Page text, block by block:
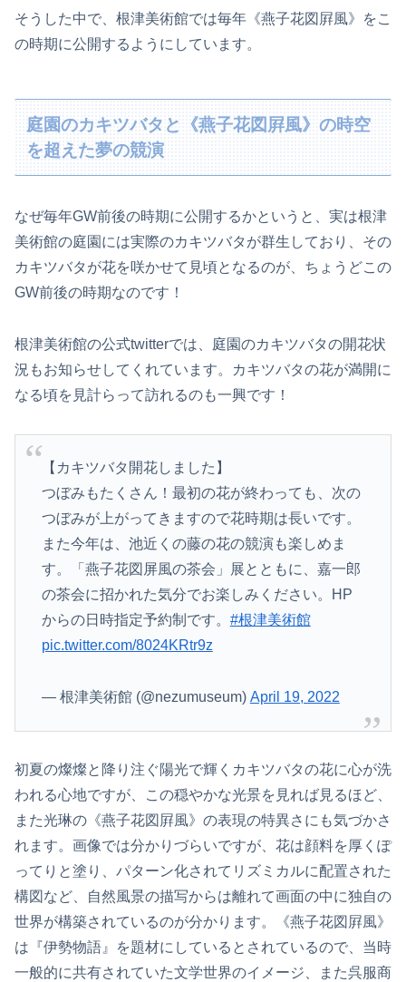
そうした中で、根津美術館では毎年《燕子花図屛風》をこ
の時期に公開するようにしています。
庭園のカキツバタと《燕子花図屛風》の時空
を超えた夢の競演
なぜ毎年GW前後の時期に公開するかというと、実は根津
美術館の庭園には実際のカキツバタが群生しており、その
カキツバタが花を咲かせて見頃となるのが、ちょうどこの
GW前後の時期なのです！
根津美術館の公式twitterでは、庭園のカキツバタの開花状
況もお知らせしてくれています。カキツバタの花が満開に
なる頃を見計らって訪れるのも一興です！
【カキツバタ開花しました】
つぼみもたくさん！最初の花が終わっても、次の
つぼみが上がってきますので花時期は長いです。
また今年は、池近くの藤の花の競演も楽しめま
す。「燕子花図屏風の茶会」展とともに、嘉一郎
の茶会に招かれた気分でお楽しみください。HP
からの日時指定予約制です。 #根津美術館
pic.twitter.com/8024KRtr9z
— 根津美術館 (@nezumuseum) April 19, 2022
初夏の燦燦と降り注ぐ陽光で輝くカキツバタの花に心が洗
われる心地ですが、この穏やかな光景を見れば見るほど、
また光琳の《燕子花図屛風》の表現の特異さにも気づかさ
れます。画像では分かりづらいですが、花は顔料を厚くぽ
ってりと塗り、パターン化されてリズミカルに配置された
構図など、自然風景の描写からは離れて画面の中に独自の
世界が構築されているのが分かります。《燕子花図屛風》
は『伊勢物語』を題材にしているとされているので、当時
一般的に共有されていた文学世界のイメージ、また呉服商